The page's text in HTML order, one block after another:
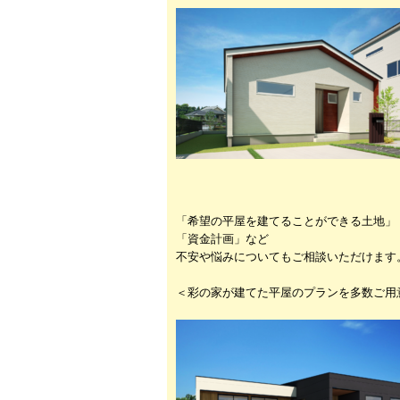
「希望の平屋を建てることができる土地」
「資金計画」など
不安や悩みについてもご相談いただけます
＜彩の家が建てた平屋のプランを多数ご用